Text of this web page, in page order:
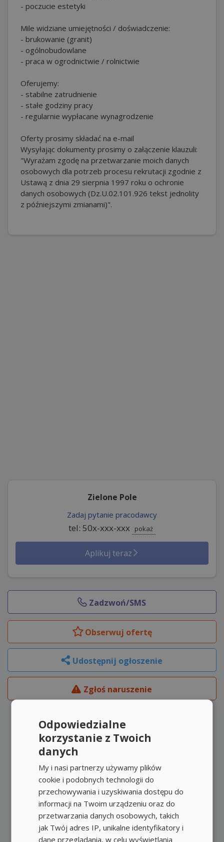
- poczucie estetyki
Mile widziane umiejętności / doświadczenie:
- brukowanie (granit)
- ogólnobudowlane
- praca w ogrodnictwie / rolnictwie
Oferujemy:
- stabilne zatrudnienie
- stałe godziny pracy
- regularnie wypłacane wynagrodzenie
Oferty prosimy składać na e-mail
Wysyłając dokumenty prosimy o załączenie klauzuli:
"Wyrażam zgodę na przetwarzanie moich danych
osobowych dla potrzeb procesu rekrutacji zgodnie z
Ustawą z dnia 29 sierpnia 1997 roku o ochronie
danych osobowych (Dz.U.02.101.926 tekst jednolity
z późniejszymi zmianami)".
Zielone Pole
Zadaj pytanie pracodawcy
tel: 50x-xxx-xxx pokaż
Aplikuj teraz
Zadzwoń/SMS
Obserwuj ofertę
Udostępnij ogłoszenie
Zgłoś naruszenie
Odpowiedzialne
korzystanie z Twoich
danych
My i nasi partnerzy używamy plików
cookie i podobnych technologii do
przechowywania i uzyskiwania dostępu do
informacji na Twoim urządzeniu oraz do
przetwarzania danych osobowych, takich
jak Twój adres IP, unikalne identyfikatory i
dane przeglądania, w celu wyświetlania